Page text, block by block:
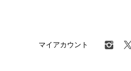
マイアカウント